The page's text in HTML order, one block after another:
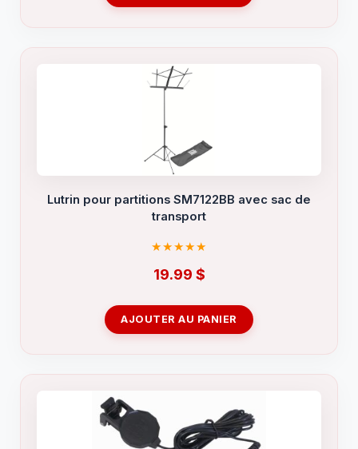
Lutrin pour partitions SM7122BB avec sac de
transport
19.99 $
AJOUTER AU PANIER